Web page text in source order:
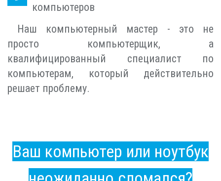
компьютеров
Наш компьютерный мастер - это не
просто компьютерщик, а
квалифицированный специалист по
компьютерам, который действительно
решает проблему.
Ваш компьютер или ноутбук